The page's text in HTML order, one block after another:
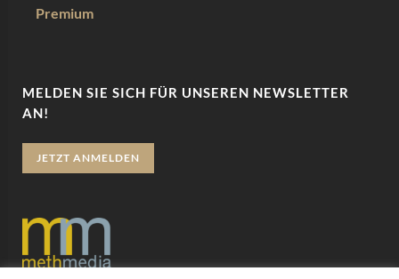
Premium
MELDEN SIE SICH FÜR UNSEREN NEWSLETTER
AN!
JETZT ANMELDEN